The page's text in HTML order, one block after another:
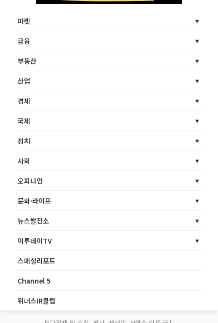
마켓
금융
부동산
산업
경제
국제
정치
사회
오피니언
문화·라이프
뉴스발전소
이투데이TV
스페셜리포트
Channel 5
위너스IR클럽